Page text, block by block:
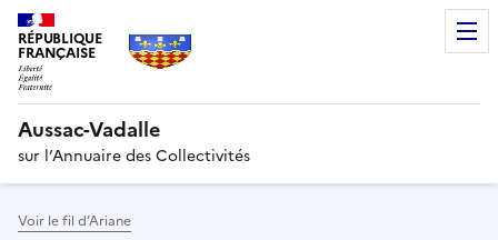
RÉPUBLIQUE
FRANÇAISE
Aussac-Vadalle
sur l’Annuaire des Collectivités
Voir le fil d’Ariane